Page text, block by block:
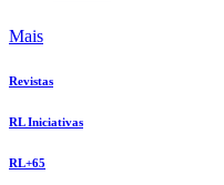
Mais
Revistas
RL Iniciativas
RL+65